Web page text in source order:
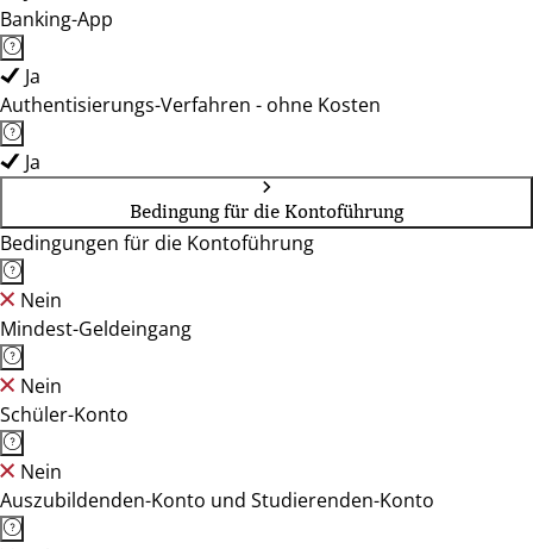
Banking-App
Ja
Authentisierungs-Verfahren - ohne Kosten
Ja
Bedingung für die Kontoführung
Bedingungen für die Kontoführung
Nein
Mindest-Geldeingang
Nein
Schüler-Konto
Nein
Auszubildenden-Konto und Studierenden-Konto